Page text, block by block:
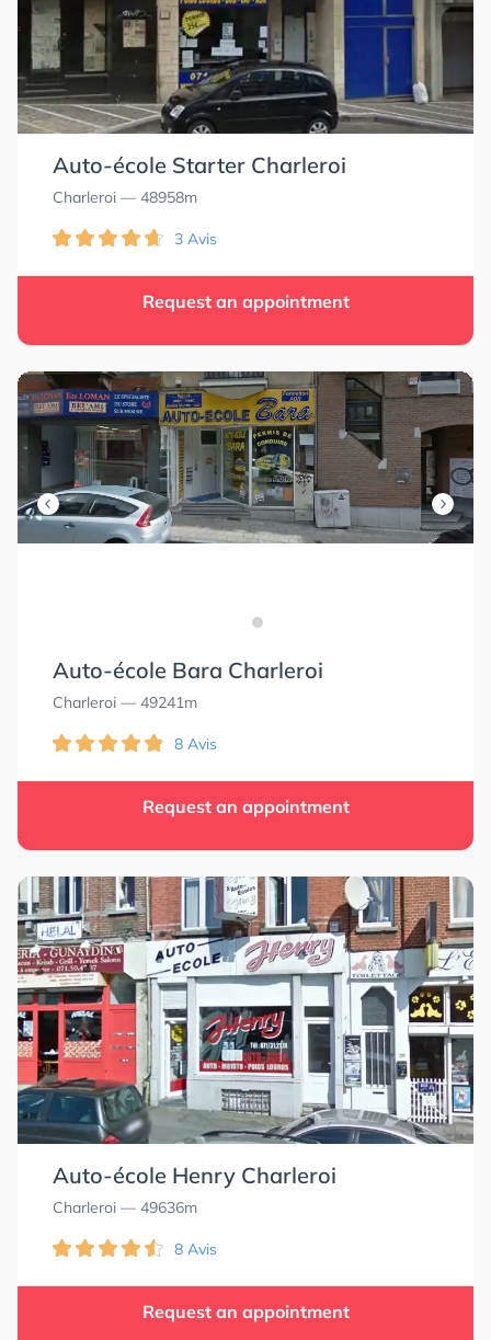
Auto-école Starter Charleroi
Charleroi — 48958m
3 Avis
Request an appointment
Auto-école Bara Charleroi
Charleroi — 49241m
8 Avis
Request an appointment
Auto-école Henry Charleroi
Charleroi — 49636m
8 Avis
Request an appointment